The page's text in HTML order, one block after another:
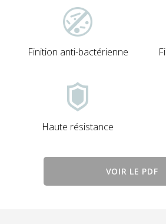
Finition anti-bactérienne
Haute résistance
VOIR LE PDF